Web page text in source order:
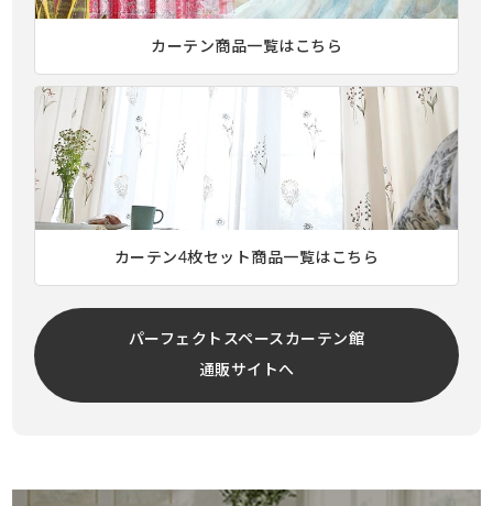
カーテン商品一覧はこちら
カーテン4枚セット商品一覧はこちら
パーフェクトスペースカーテン館
通販サイトへ